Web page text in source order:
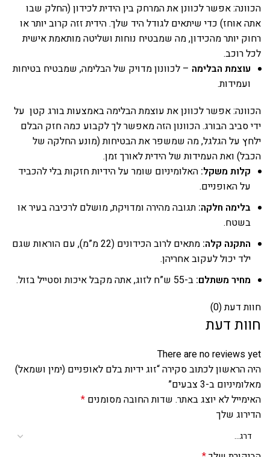
הכוונה: אפשר לכוונן את המרחק בין הידית לכידון (החלק שבו
אתה אוחז) כדי שיתאים לגודל היד שלך. הידית זזה קרוב יותר או
רחוק יותר מהכידון, מה שמבטיח נוחות ושליטה מותאמת אישית
לכל רוכב.
עוצמת הבלימה – לכוונון מדויק של הבלימה, שמבטיח בטיחות
ועמידות.
הכוונה: אפשר לכוונן את עוצמת הבלימה באמצעות בורג קטן על
ידי סביב הבורג. הכוונון הזה מאפשר לך לקבוע כמה חזק הבלם
ילחץ על הגלגל, מה שמשפר את הבטיחות (מונע החלקה של
הכבל) ואת העמידות של הידית לאורך זמן.
קלות משקל: האלומיניום שומר על הידיות חזקות בלי להכביד
על האופניים.
בלימה חלקה: תגובה מהירה ומדויקת, מושלם לרכיבה בעיר או
בשטח.
התקנה קלה:
מתאים לרוב הכידונים (22 מ”מ), עם הוראות שגם
ילד יכול לעקוב אחריהן.
מחיר משתלם: ב-55 ש”ח לזוג, אתה מקבל איכות וסטייל בזול.
חוות דעת (0)
חוות דעת
There are no reviews yet
היה הראשון לכתוב סקירה “זוג ידיות בלם לאופניים (ימין ושמאל)
מאלומיניום ב-3 צבעים”
האימייל לא יוצג באתר. שדות החובה מסומנים *
הדירוג שלך